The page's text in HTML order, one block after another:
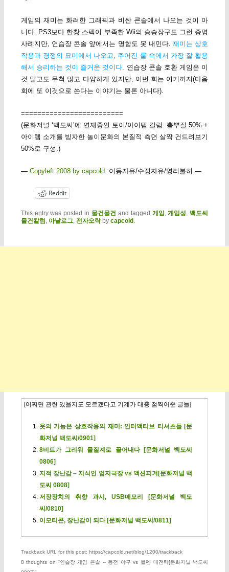
게임의 재미는 화려한 그래픽과 비싼 콘솔에서 나오는 것이 아
니다. PS3보다 한창 스펙이 부족한 Wii의 승승장구도 그런 증명
사례지만, 연습장 콘솔 앞에서는 명함도 못 내민다.재미는 상호
작용과 경쟁의 묘미에서 나오고, 주어진 룰 속에서 가장 잘 활용
해서 승리하는 것이 즐거운 것이다 . 연습장 콘솔 호환 게임은 이
것 말고도 무척 많고 다양하게 있지만, 이번 회는 여기까지(다음
회에 또 이것으로 쓴다는 이야기는 물론 아니다).
=========================
(문화저널 ‘백도씨’에 연재중인 토이/아이템 칼럼. 뽐뿌질 50% +
아이템 소개를 빙자한 놀이문화의 본질적 측면 살짝 건드려보기
50%로 구성.)
— Copyleft 2008 by capcold. 이동자유/수정자유/영리불허 —
Reddit
This entry was posted in 물건물건 and tagged 게임 ,게임성, 백도씨
물건칼럼 , 아날로그, 전자오락by capcold .
[어쩌면 관련 있을지도 모르겠다고 기계가 대충 점찍어준 글들]
옷의 기능은 상호작용의 재미: 인터액티브 티셔츠들 [문
화저널 백도씨/0901]
8비트가 그리워 물질계로 끌어내다 [문화저널 백도씨
0806]
지적 장난감 – 지식인 엄지극장 vs 액션피겨[문화저널 백
도씨 0808]
저장장치의 취향 과시, USB메모리 [문화저널 백도
씨/0810]
이모티콘, 장난감이 되다 [문화저널 백도씨/0811]
Trackback URL for this post: https://capcold.net/blog/1200/trackback
8 thoughts on “연습장 게임 콘솔 – 동전 야구 vs 볼펜 대전략[문화저널 백도씨